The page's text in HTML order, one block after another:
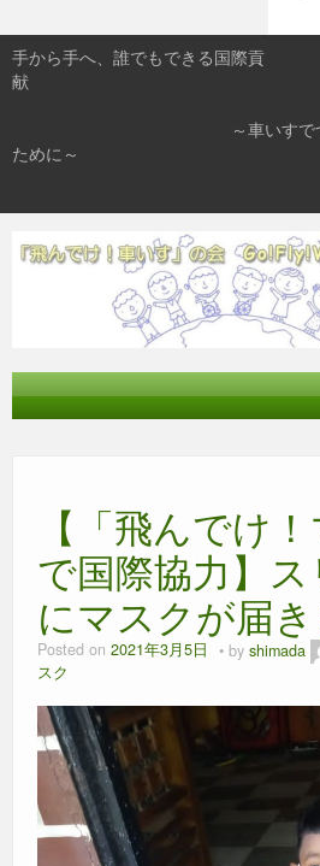
手から手へ、誰でもできる国際貢
～車いすでつなぐ想
ために～
私たちの活動
【「飛んでけ！
で国際協力】
にマスクが届き
Posted on 2021年3月5日 by shimada
スク